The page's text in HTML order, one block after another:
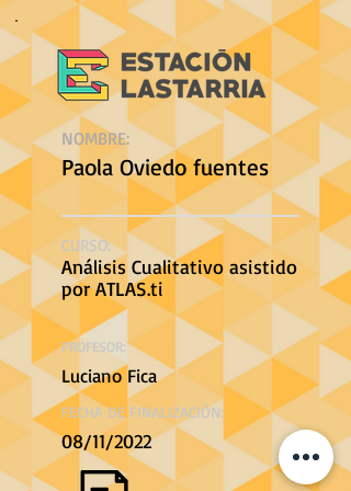
NOMBRE:
Paola Oviedo fuentes
CURSO:
Análisis Cualitativo asistido
por ATLAS.ti
PROFESOR:
Luciano Fica
FECHA DE FINALIZACIÓN:
08/11/2022